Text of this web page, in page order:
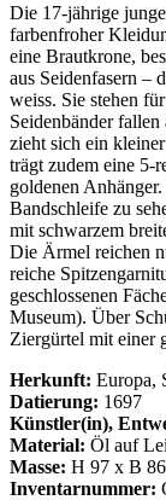
Die 17-jährige
farbenfroher
eine Brautkrone,
aus Seidenfasern –
weiss. Sie stehen
Seidenbänder
zieht sich ein
trägt zudem eine 5-
goldenen
Bandschleife zu
mit schwarzem
Die Ärmel reichen
reiche
geschlossenen
Museum). Über
Ziergürtel mit einer
Herkunft: Europa,
Datierung: 1697
Künstler(in),
Material: Öl auf
Masse: H 97 x B
Inventarnummer: